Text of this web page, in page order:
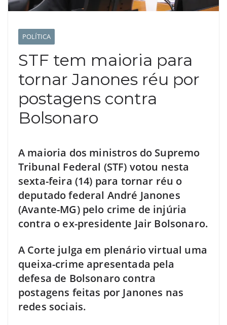
POLÍTICA
STF tem maioria para
tornar Janones réu por
postagens contra
Bolsonaro
A maioria dos ministros do Supremo
Tribunal Federal (STF) votou nesta
sexta-feira (14) para tornar réu o
deputado federal André Janones
(Avante-MG) pelo crime de injúria
contra o ex-presidente Jair Bolsonaro.
A Corte julga em plenário virtual uma
queixa-crime apresentada pela
defesa de Bolsonaro contra
postagens feitas por Janones nas
redes sociais.